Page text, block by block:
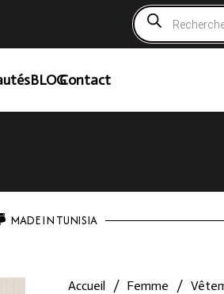
Recherche
de
produits
BLOGContact
MADE IN TUNISIA
Accueil / Femme /